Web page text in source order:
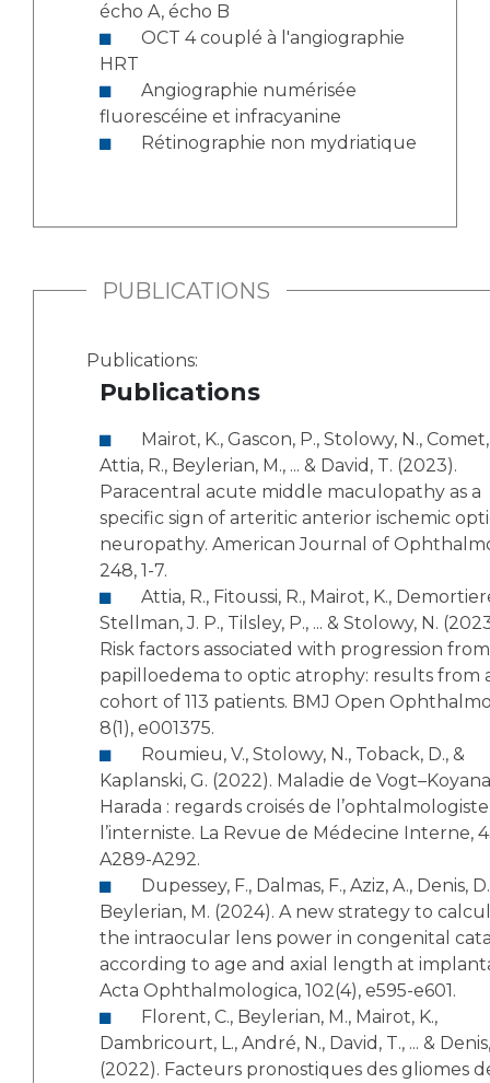
écho A, écho B
HRT
fluorescéine et infracyanine
Rétinographie non mydriatique
PUBLICATIONS
Publications:
Publications
Attia, R., Beylerian, M., ... & David, T. (2023).
Paracentral acute middle maculopathy as a
specific sign of arteritic anterior ischemic
neuropathy. American Journal of
248, 1-7.
Stellman, J. P., Tilsley, P., ... & Stolowy, N.
Risk factors associated with progression from
papilloedema to optic atrophy: results from
cohort of 113 patients. BMJ Open
8(1), e001375.
Kaplanski, G. (2022). Maladie de
Harada : regards croisés de
l’interniste. La Revue de Médecine Interne,
A289-A292.
Beylerian, M. (2024). A new strategy to
the intraocular lens power in congenital
according to age and axial length at
Acta Ophthalmologica, 102(4), e595-e601.
Dambricourt, L., André, N., David, T., ... &
(2022). Facteurs pronostiques des gliomes